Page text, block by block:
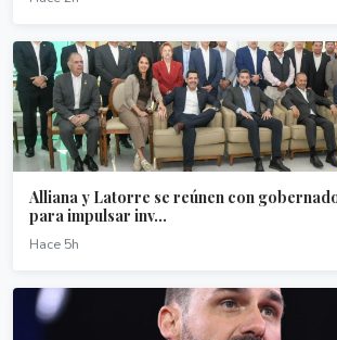
Alliana y Latorre se reúnen con
para impulsar inv...
Hace 5h